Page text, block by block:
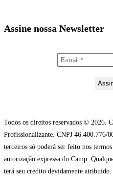
Assine nossa Newsletter
Todos os direitos reservados © 2026.
Profissionalizante. CNPJ 46.400.776/
terceiros só poderá ser feito nos
autorização expressa do Camp.
terá seu credito devidamente atribuído.